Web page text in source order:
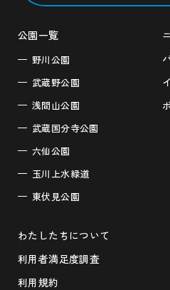
公園一覧
野川公園
武蔵野公園
浅間山公園
武蔵国分寺公園
六仙公園
玉川上水緑道
東伏見公園
わたしたちについて
利用者満足度調査
利用規約